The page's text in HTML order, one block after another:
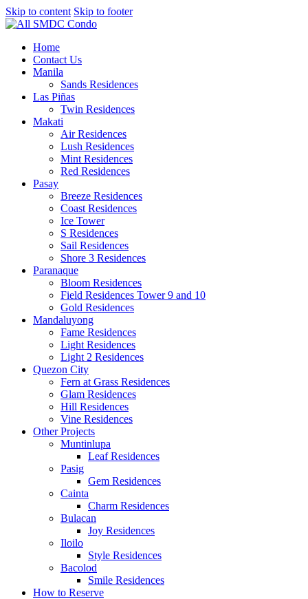
Skip to content Skip to footer
Home
Contact Us
Manila
Sands Residences
Las Piñas
Twin Residences
Makati
Air Residences
Lush Residences
Mint Residences
Red Residences
Pasay
Breeze Residences
Coast Residences
Ice Tower
S Residences
Sail Residences
Shore 3 Residences
Paranaque
Bloom Residences
Field Residences Tower 9 and 10
Gold Residences
Mandaluyong
Fame Residences
Light Residences
Light 2 Residences
Quezon City
Fern at Grass Residences
Glam Residences
Hill Residences
Vine Residences
Other Projects
Muntinlupa
Leaf Residences
Pasig
Gem Residences
Cainta
Charm Residences
Bulacan
Joy Residences
Iloilo
Style Residences
Bacolod
Smile Residences
How to Reserve